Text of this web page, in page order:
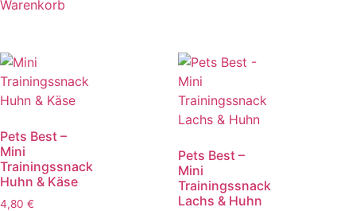
Warenkorb
Pets Best –
Mini
Trainingssnack
Huhn & Käse
4,80 €
Pets Best –
Mini
Trainingssnack
Lachs & Huhn